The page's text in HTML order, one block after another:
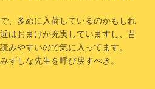
、多めに入荷しているのかもしれ
はおまけが充実していますし、昔
みやすいので気に入ってます。
ずしな先生を呼び戻すべき。